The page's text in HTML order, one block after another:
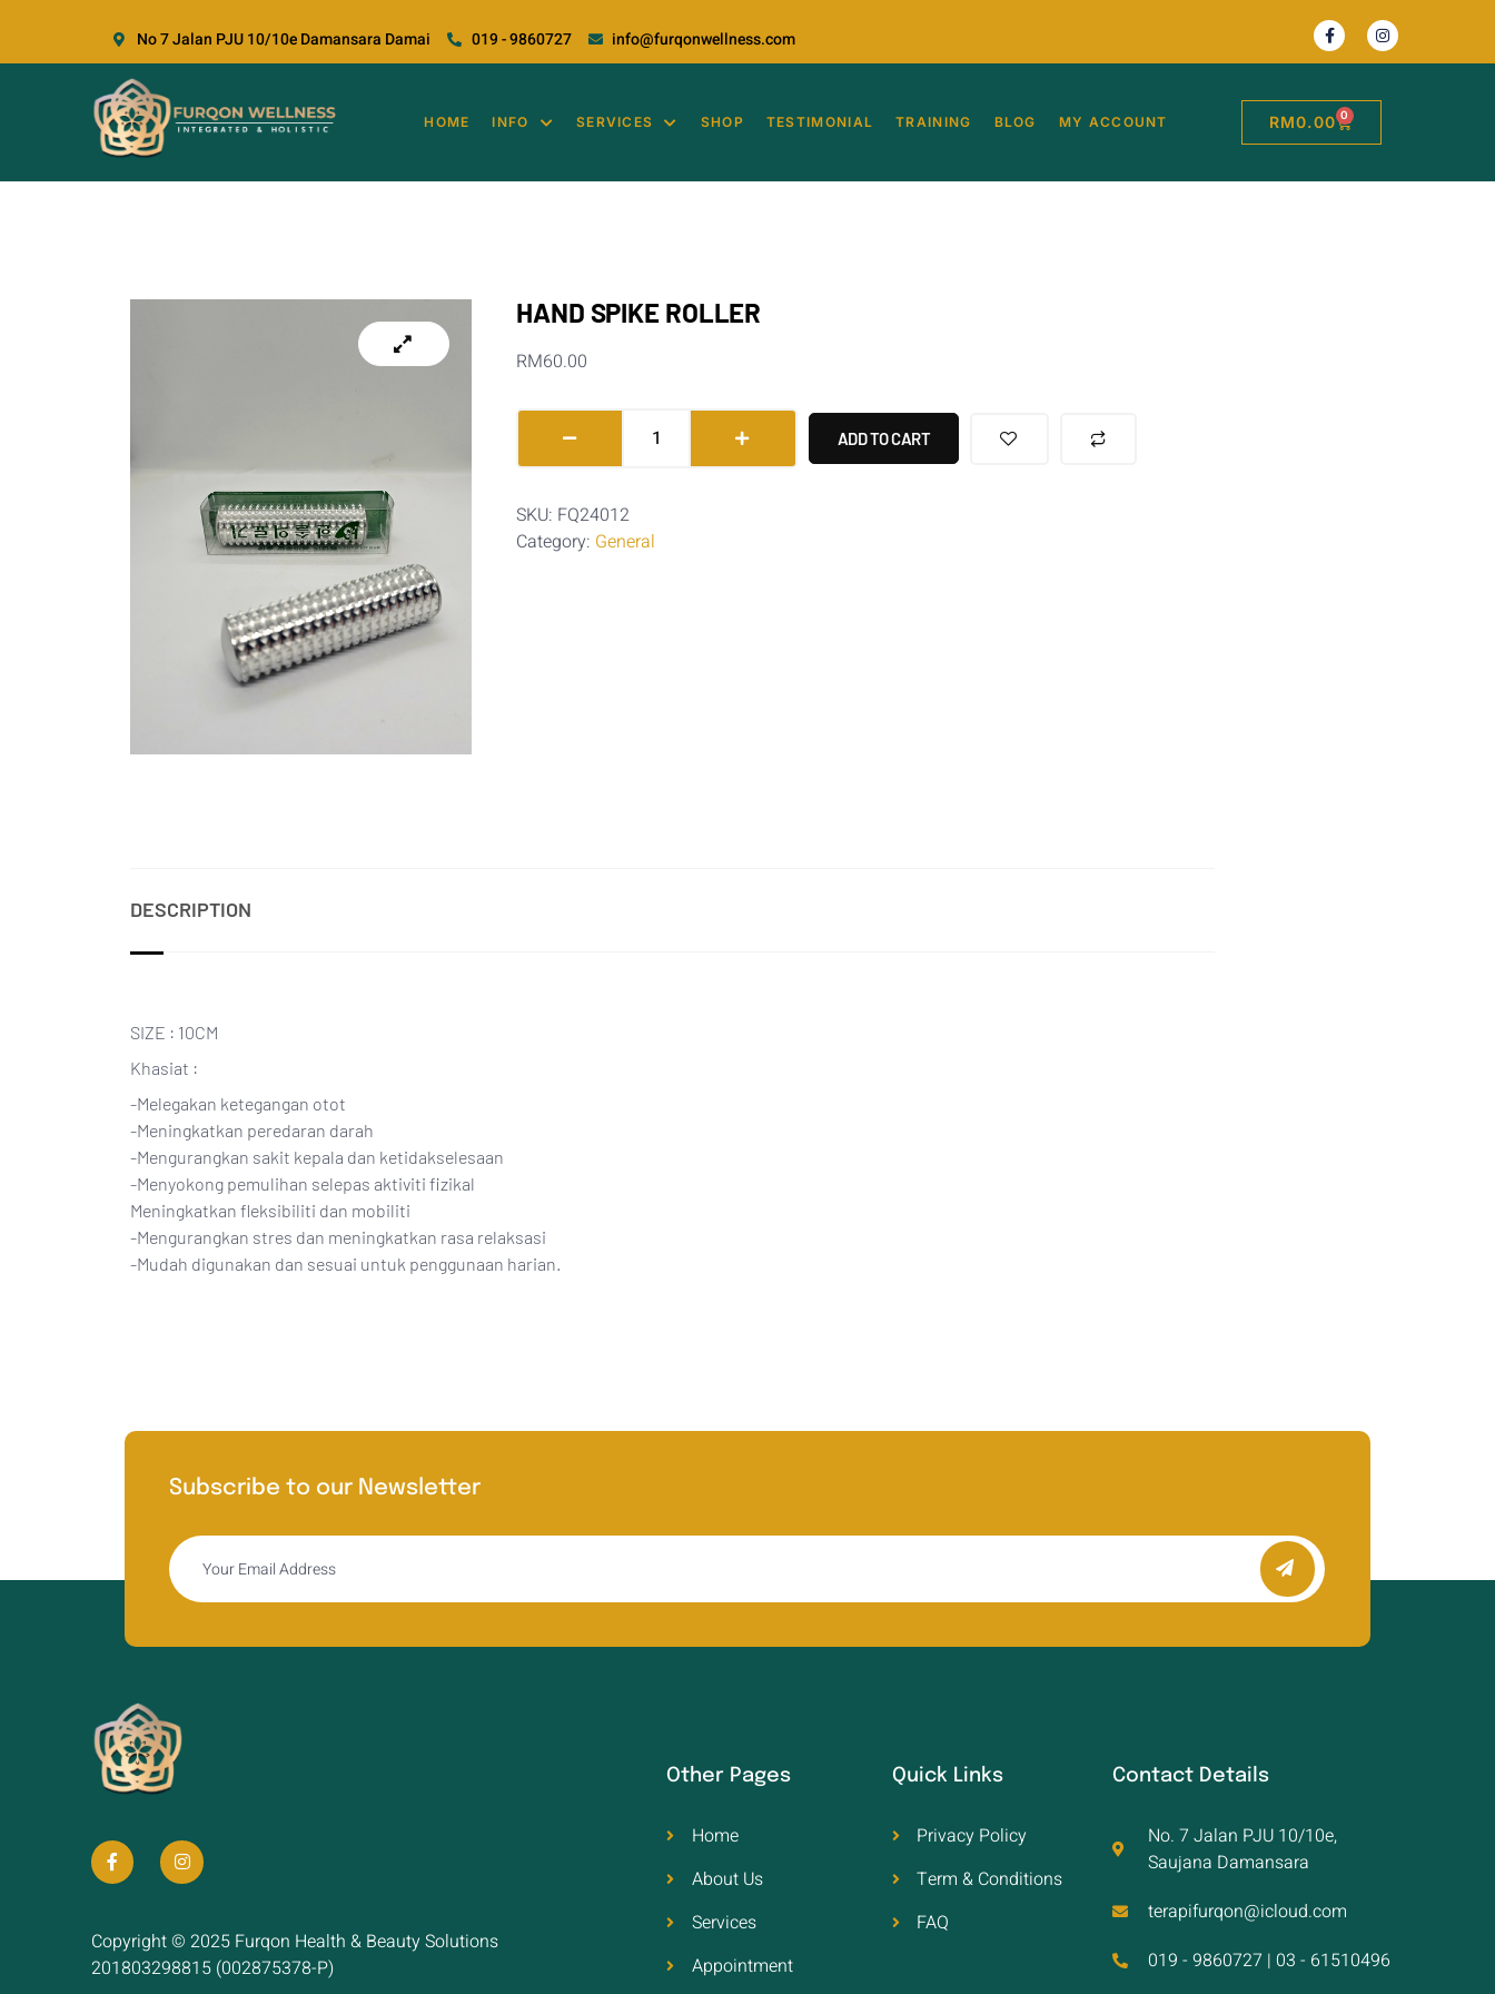
No 7 Jalan PJU 10/10e Damansara Damai 019 - 9860727 info@furqonwellness.com
HOME INFO SERVICES SHOP TESTIMONIAL TRAINING BLOG MY ACCOUNT RM0.00 0
HAND SPIKE ROLLER
RM60.00
ADD TO CART
SKU: FQ24012
Category: General
DESCRIPTION
SIZE : 10CM
Khasiat :
-Melegakan ketegangan otot
-Meningkatkan peredaran darah
-Mengurangkan sakit kepala dan ketidakselesaan
-Menyokong pemulihan selepas aktiviti fizikal
Meningkatkan fleksibiliti dan mobiliti
-Mengurangkan stres dan meningkatkan rasa relaksasi
-Mudah digunakan dan sesuai untuk penggunaan harian.
Subscribe to our Newsletter
Copyright © 2025 Furqon Health & Beauty Solutions
201803298815 (002875378-P)
Other Pages
Home
About Us
Services
Appointment
Quick Links
Privacy Policy
Term & Conditions
FAQ
Contact Details
No. 7 Jalan PJU 10/10e,
Saujana Damansara
terapifurqon@icloud.com
019 - 9860727 | 03 - 61510496